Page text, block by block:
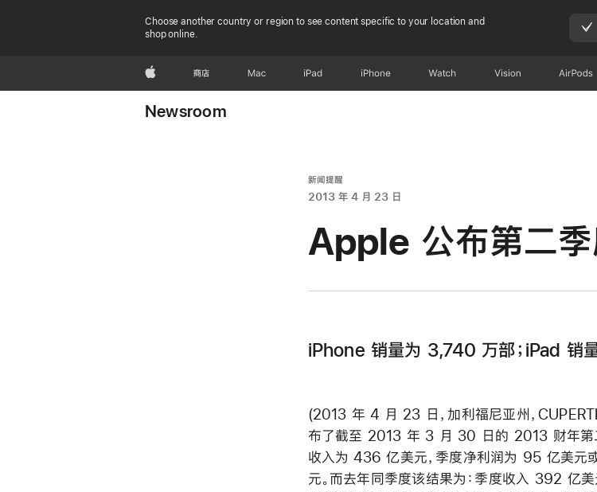
Choose another country or region to see content specific to your location and
shop online.
Apple 商店 Mac iPad iPhone Watch Vision AirPods
Newsroom
新闻提醒
2013 年 4 月 23 日
Apple 公布第二季
iPhone 销量为 3,740 万部；iPad 销
(2013 年 4 月 23 日，加利福尼亚州，
布了截至 2013 年 3 月 30 日的 2013 财年第
收入为 436 亿美元，季度净利润为 95 亿美元
元。而去年同季度该结果为：季度收入 392 亿